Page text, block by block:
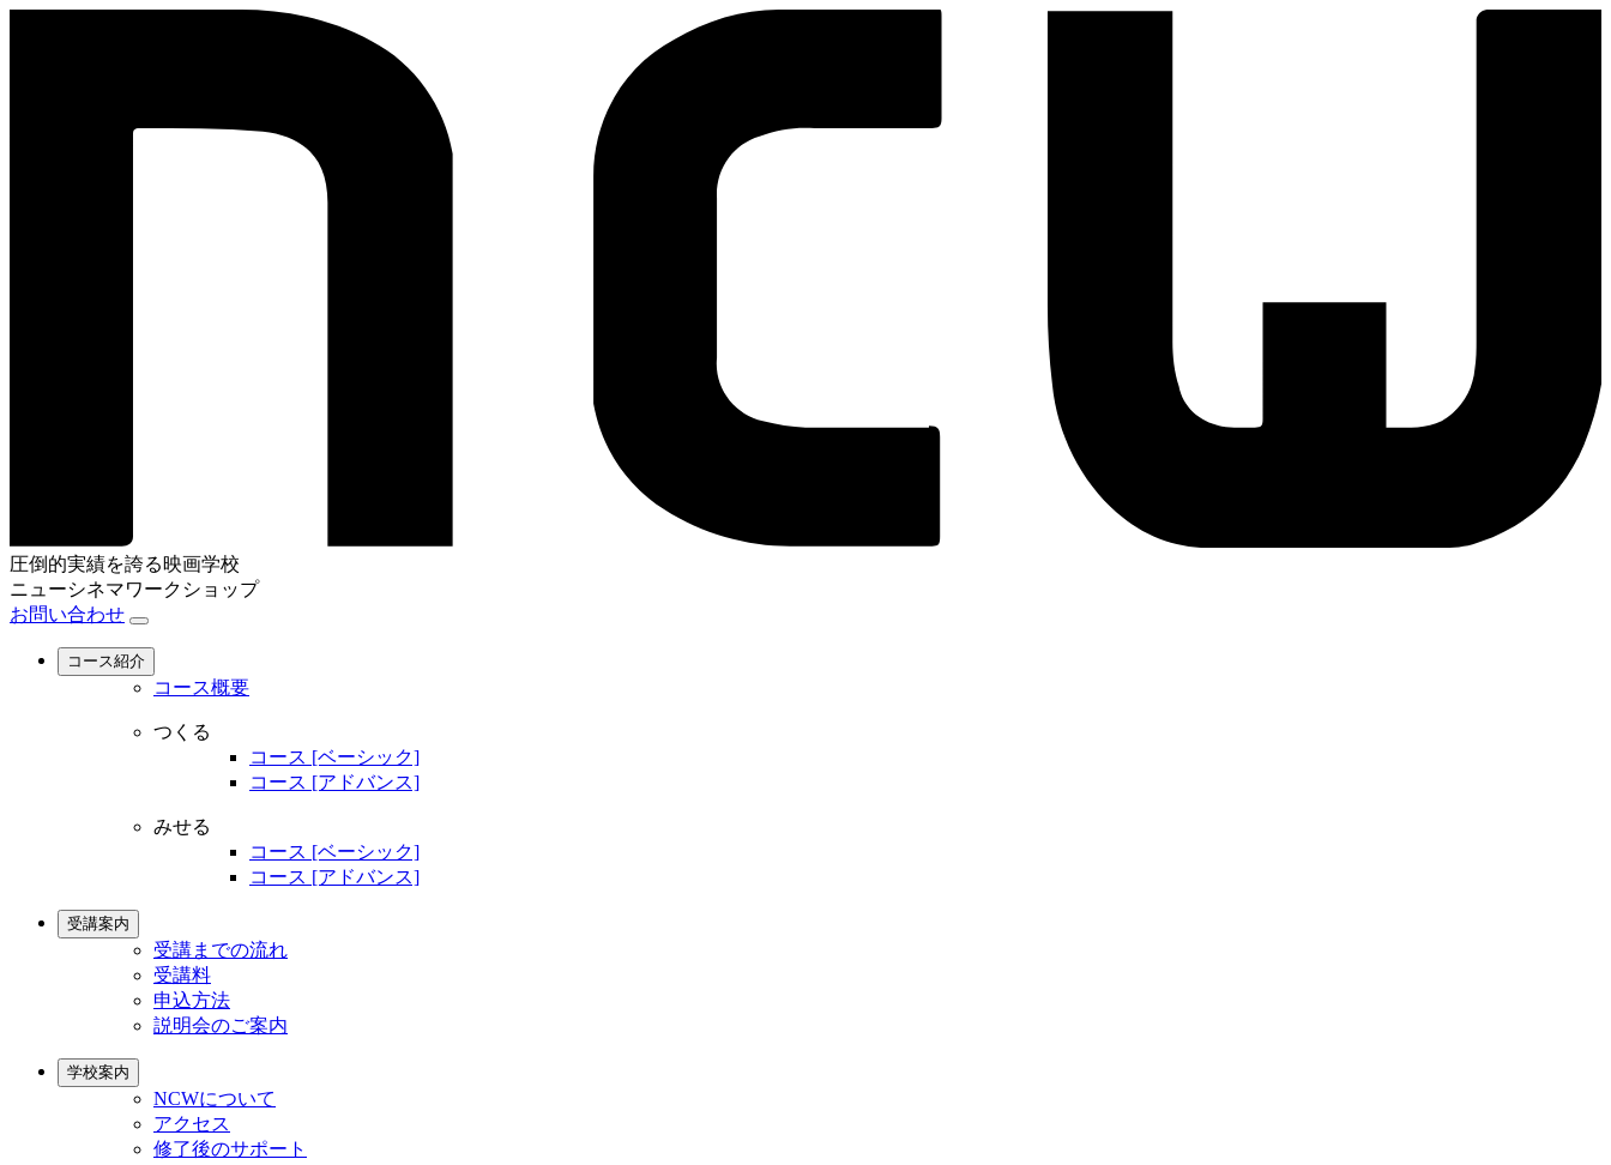
圧倒的実績を誇る映画学校
ニューシネマワークショップ
お問い合わせ
コース紹介
コース概要
つくる
コース [ベーシック]
コース [アドバンス]
みせる
コース [ベーシック]
コース [アドバンス]
受講案内
受講までの流れ
受講料
申込方法
説明会のご案内
学校案内
NCWについて
アクセス
修了後のサポート